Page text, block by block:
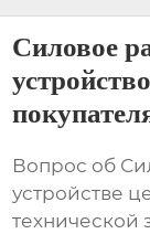
Силовое
Вопрос об
устройстве
технической